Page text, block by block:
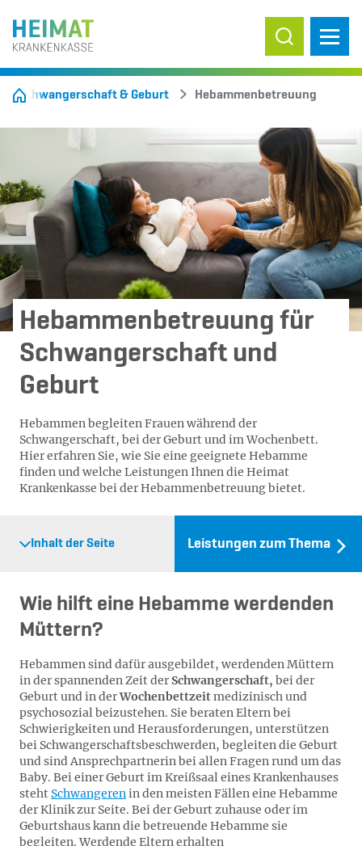
Suche ein-/
Schwangerschaft & Geburt Hebammenbetreuung
Hebammenbetreuung für
Schwangerschaft und
Geburt
Hebammen begleiten Frauen während der
Schwangerschaft, bei der Geburt und im Wochenbett.
Hier erfahren Sie, wie Sie eine geeignete Hebamme
finden und welche Leistungen Ihnen die Heimat
Krankenkasse bei der Hebammenbetreuung bietet.
Inhalt der Seite Leistungen zum Thema
Wie hilft eine Hebamme werdenden
Müttern?
Hebammen sind dafür ausgebildet, werdenden Müttern
in der spannenden Zeit derSchwangerschaft, bei der
Geburt und in derWochenbettzeitmedizinisch und
psychosozial beizustehen. Sie beraten Eltern bei
Schwierigkeiten und Herausforderungen, unterstützen
bei Schwangerschaftsbeschwerden, begleiten die Geburt
und sind Ansprechpartnerin bei allen Fragen rund um das
Baby. Bei einer Geburt im Kreißsaal eines Krankenhauses
steht Schwangerenin den meisten Fällen eine Hebamme
der Klinik zur Seite. Bei der Geburt zuhause oder im
Geburtshaus kann die betreuende Hebamme sie
begleiten. Werdende Eltern erhalten